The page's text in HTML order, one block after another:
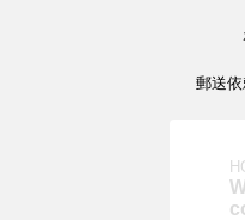
郵送